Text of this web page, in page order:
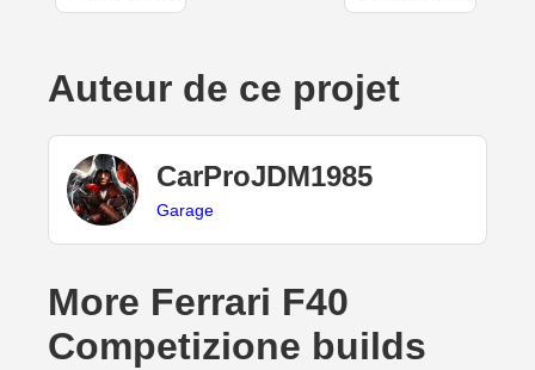
Auteur de ce projet
CarProJDM1985
Garage
More Ferrari F40
Competizione builds